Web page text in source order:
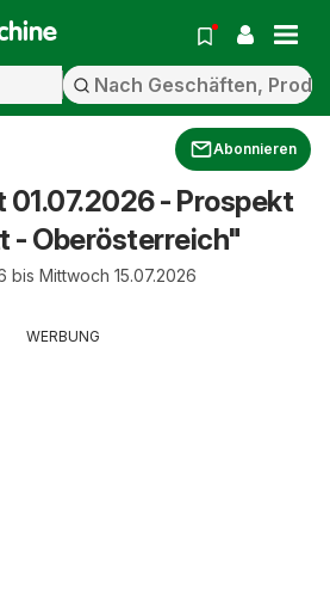
Abonnieren
01.07.2026 - Prospekt
- Oberösterreich"
bis Mittwoch 15.07.2026
WERBUNG